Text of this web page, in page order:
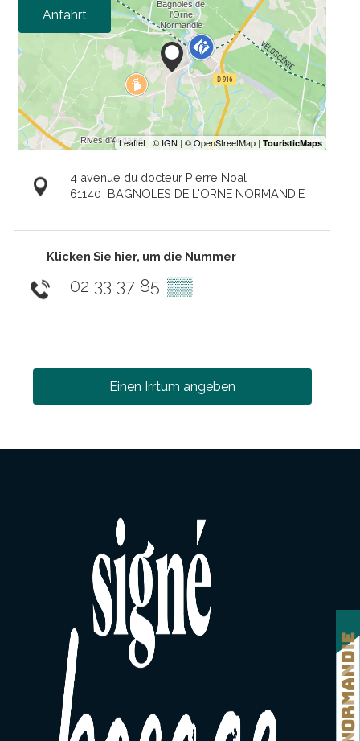
Anfahrt
4 avenue du docteur Pierre Noal
61140 BAGNOLES DE L'ORNE NORMANDIE
Klicken Sie hier, um die Nummer
02 33 37 85 ▒▒
Einen Irrtum angeben